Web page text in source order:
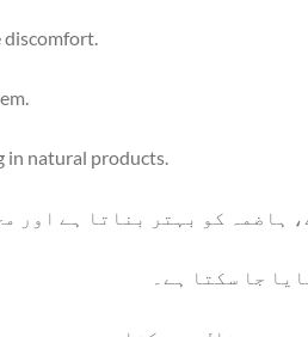
discomfort.
in natural products.
کو بہتر بناتا ہے اور
جا سکتا ہے۔